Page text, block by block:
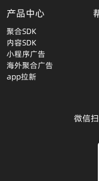
产品中心
聚合SDK
内容SDK
小程序广告
海外聚合广告
app拉新
微信